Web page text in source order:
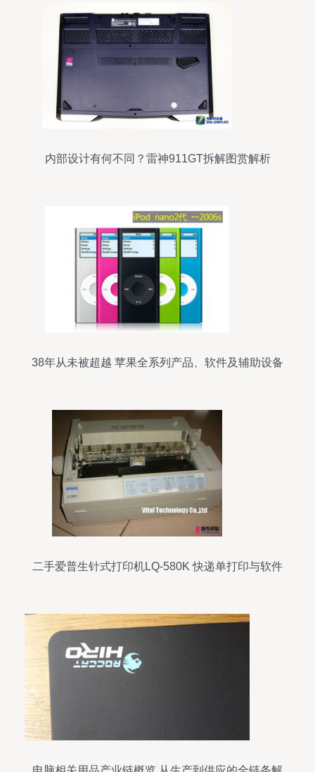
内部设计有何不同？雷神911GT拆解图赏解析
38年从未被超越 苹果全系列产品、软件及辅助设备
二手爱普生针式打印机LQ-580K 快递单打印与软件